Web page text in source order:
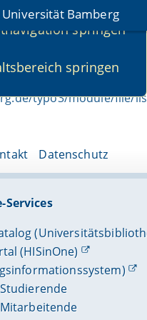
springen
springen
Universität Bamberg
bamberg.de
fis.uni-bamberg.de
typo3/module/file/
Datenschutz
(HISinOne)